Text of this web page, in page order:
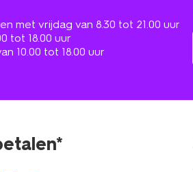
met vrijdag van 8.30 tot 21.00 uur
tot 18.00 uur
10.00 tot 18.00 uur